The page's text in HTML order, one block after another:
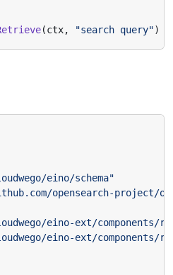
(ctx, "search query")
eino/schema"
opensearch-project/
eino-ext/components/
eino-ext/components/